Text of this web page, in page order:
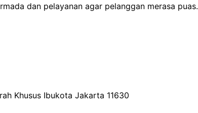
dan pelayanan agar pelanggan merasa puas.
Khusus Ibukota Jakarta 11630